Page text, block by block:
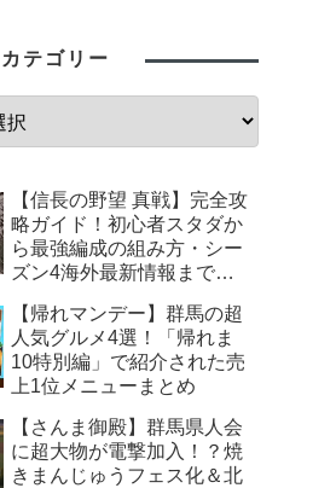
カテゴリー
【信長の野望 真戦】完全攻
略ガイド！初心者スタダか
ら最強編成の組み方・シー
ズン4海外最新情報まで徹
【帰れマンデー】群馬の超
人気グルメ4選！「帰れま
10特別編」で紹介された売
上1位メニューまとめ
【さんま御殿】群馬県人会
に超大物が電撃加入！？焼
きまんじゅうフェス化＆北